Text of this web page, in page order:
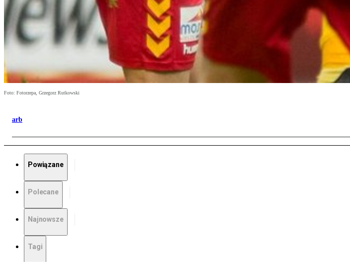
Foto: Fotorzepa, Grzegorz Rutkowski
arb
Powiązane
Polecane
Najnowsze
Tagi